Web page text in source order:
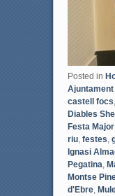
Posted in
castell focs
Diables
Festa Major,
riu, festes
Ignasi
Pegatina
Montse
d'Ebre,